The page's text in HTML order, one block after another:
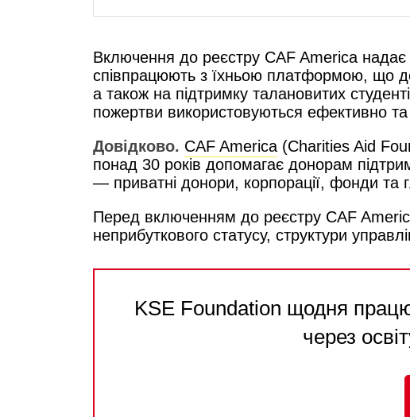
Включення до реєстру CAF America надає
співпрацюють з їхньою платформою, що
а також на підтримку талановитих
пожертви використовуються ефективно
Довідково. CAF America (Charities Aid
понад 30 років допомагає донорам
— приватні донори, корпорації, фонди та
Перед включенням до реєстру CAF America
неприбуткового статусу, структури
KSE Foundation щодня
через